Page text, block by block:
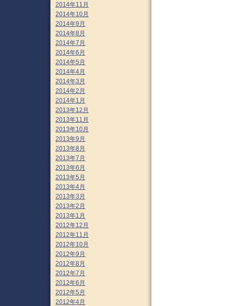
2014年11月
2014年10月
2014年9月
2014年8月
2014年7月
2014年6月
2014年5月
2014年4月
2014年3月
2014年2月
2014年1月
2013年12月
2013年11月
2013年10月
2013年9月
2013年8月
2013年7月
2013年6月
2013年5月
2013年4月
2013年3月
2013年2月
2013年1月
2012年12月
2012年11月
2012年10月
2012年9月
2012年8月
2012年7月
2012年6月
2012年5月
2012年4月